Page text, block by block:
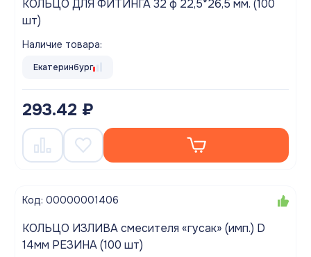
КОЛЬЦО ДЛЯ ФИТИНГА 32 ф 22,5*26,5 мм. (100
шт)
Наличие товара:
Екатеринбург
293.42 ₽
Код: 00000001406
КОЛЬЦО ИЗЛИВА смесителя «гусак» (имп.) D
14мм РЕЗИНА (100 шт)